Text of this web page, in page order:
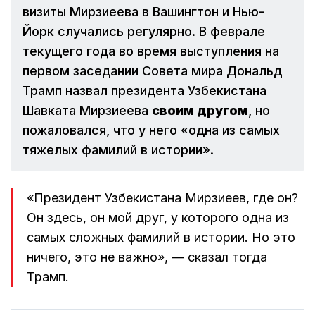
визиты Мирзиеева в Вашингтон и Нью-
Йорк случались регулярно. В феврале
текущего года во время выступления на
первом заседании Совета мира Дональд
Трамп назвал президента Узбекистана
Шавката Мирзиеева своим другом , но
пожаловался, что у него «одна из самых
тяжелых фамилий в истории».
«Президент Узбекистана Мирзиеев, где он?
Он здесь, он мой друг, у которого одна из
самых сложных фамилий в истории. Но это
ничего, это не важно», — сказал тогда
Трамп.